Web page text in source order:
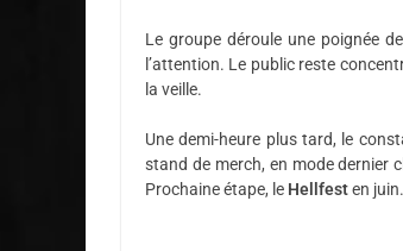
Le groupe déroule une poignée
l’attention. Le public reste
la veille.
Une demi-heure plus tard, le
stand de merch, en mode dernier
Prochaine étape, le Hellfesten